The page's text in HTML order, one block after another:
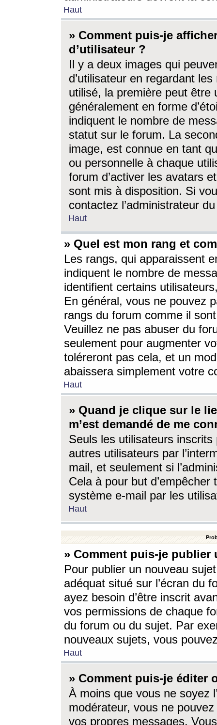
Haut
» Comment puis-je
d’utilisateur ?
Il y a deux images qui
d’utilisateur en regardant
utilisé, la première peut être
généralement en forme
indiquent le nombre de
statut sur le forum. La
image, est connue en tant
ou personnelle à chaque
forum d’activer les avatars
sont mis à disposition. Si
contactez l’administrateur
Haut
» Quel est mon rang et
Les rangs, qui apparaissent
indiquent le nombre de
identifient certains
En général, vous ne pouvez
rangs du forum comme il
Veuillez ne pas abuser du
seulement pour augmenter
toléreront pas cela, et un
abaissera simplement votre
Haut
» Quand je clique sur le
m’est demandé de me
Seuls les utilisateurs
autres utilisateurs par
mail, et seulement si
Cela à pour but
système e-mail par les
Haut
» Comment puis-je
Pour publier un nouveau
adéquat situé sur l’écran du
ayez besoin d’être inscrit
vos permissions de chaque
du forum ou du sujet. Par
nouveaux sujets, vous
Haut
» Comment puis-je éditer
À moins que vous ne soyez
modérateur, vous ne
vos propres messages.